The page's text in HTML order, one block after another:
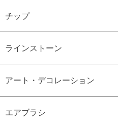
チップ
ラインストーン
アート・デコレーション
エアブラシ